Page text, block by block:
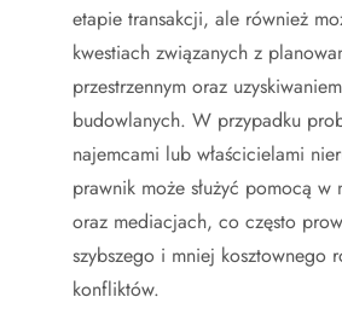
etapie transakcji, ale również
kwestiach związanych z
przestrzennym oraz
budowlanych. W przypadku
najemcami lub właścicielami
prawnik może służyć pomocą
oraz mediacjach, co często
szybszego i mniej kosztownego
konfliktów.